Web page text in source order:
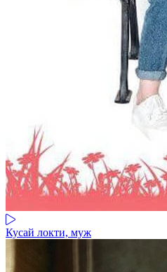
Кусай локти, муж